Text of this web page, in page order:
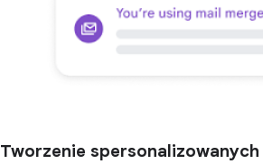
Tworzenie